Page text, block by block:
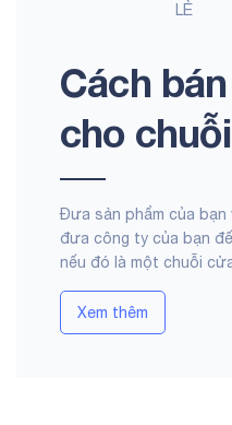
LẺ
Cách
cho
Đưa sản phẩm của
đưa công ty của bạn
nếu đó là một chuỗi
Xem thêm